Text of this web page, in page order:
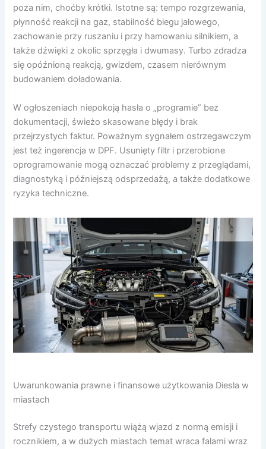
poza nim, choćby krótki. Istotne są: tempo rozgrzewania,
płynność reakcji na gaz, stabilność biegu jałowego,
zachowanie przy ruszaniu i przy hamowaniu silnikiem, a
także dźwięki z okolic sprzęgła i dwumasy. Turbo zdradza
się opóźnioną reakcją, gwizdem, czasem nierównym
budowaniem doładowania.
W ogłoszeniach niepokoją hasła o „programie” bez
dokumentacji, świeżo skasowane błędy i brak
przejrzystych faktur. Poważnym sygnałem ostrzegawczym
jest też ingerencja w DPF. Usunięty filtr i przerobione
oprogramowanie mogą oznaczać problemy z przeglądami,
diagnostyką i późniejszą odsprzedażą, a także dodatkowe
ryzyka techniczne.
Uwarunkowania prawne i finansowe użytkowania Diesla w
miastach
Strefy czystego transportu wiążą wjazd z normą emisji i
rocznikiem, a w dużych miastach temat wraca falami wraz